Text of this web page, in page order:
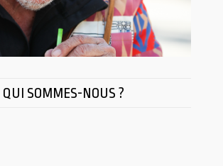
QUI SOMMES-NOUS ?